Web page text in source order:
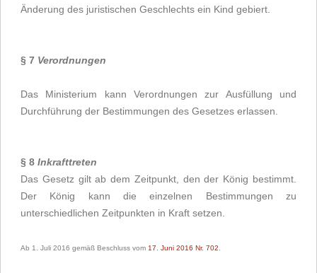
Änderung des juristischen Geschlechts ein Kind gebiert.
§ 7 Verordnungen
Das Ministerium kann Verordnungen zur Ausfüllung und
Durchführung der Bestimmungen des Gesetzes erlassen.
§ 8 Inkrafttreten
Das Gesetz gilt ab dem Zeitpunkt, den der König bestimmt.
Der König kann die einzelnen Bestimmungen zu
unterschiedlichen Zeitpunkten in Kraft setzen.
Ab 1. Juli 2016 gemäß Beschluss vom 17. Juni 2016 Nr. 702